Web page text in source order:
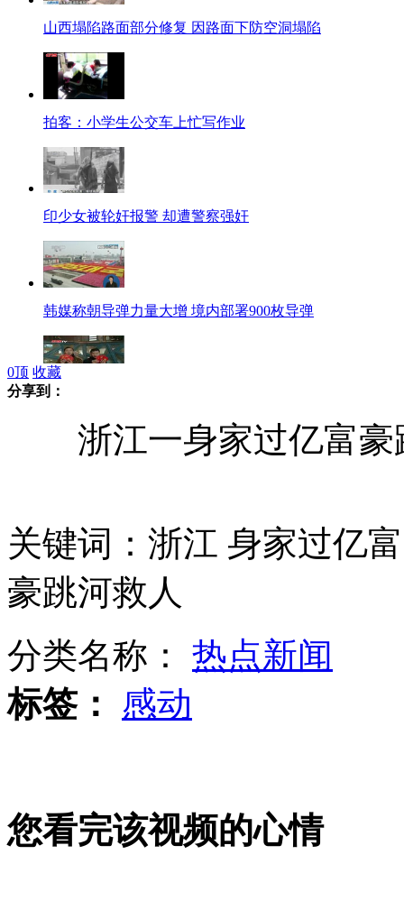
山西塌陷路面部分修复 因路面下防空洞塌陷
拍客：小学生公交车上忙写作业
印少女被轮奸报警 却遭警察强奸
韩媒称朝导弹力量大增 境内部署900枚导弹
上海乔布斯蜡像揭幕 忠实果粉向偶像致敬
女孩伸脚打车遭拒 的哥称不会停车
0顶 收藏
分享到：
浙江一身家过亿富豪
关键词：浙江 身家过亿
豪跳河救人
分类名称： 热点新闻
标签：
感动
您看完该视频的心情